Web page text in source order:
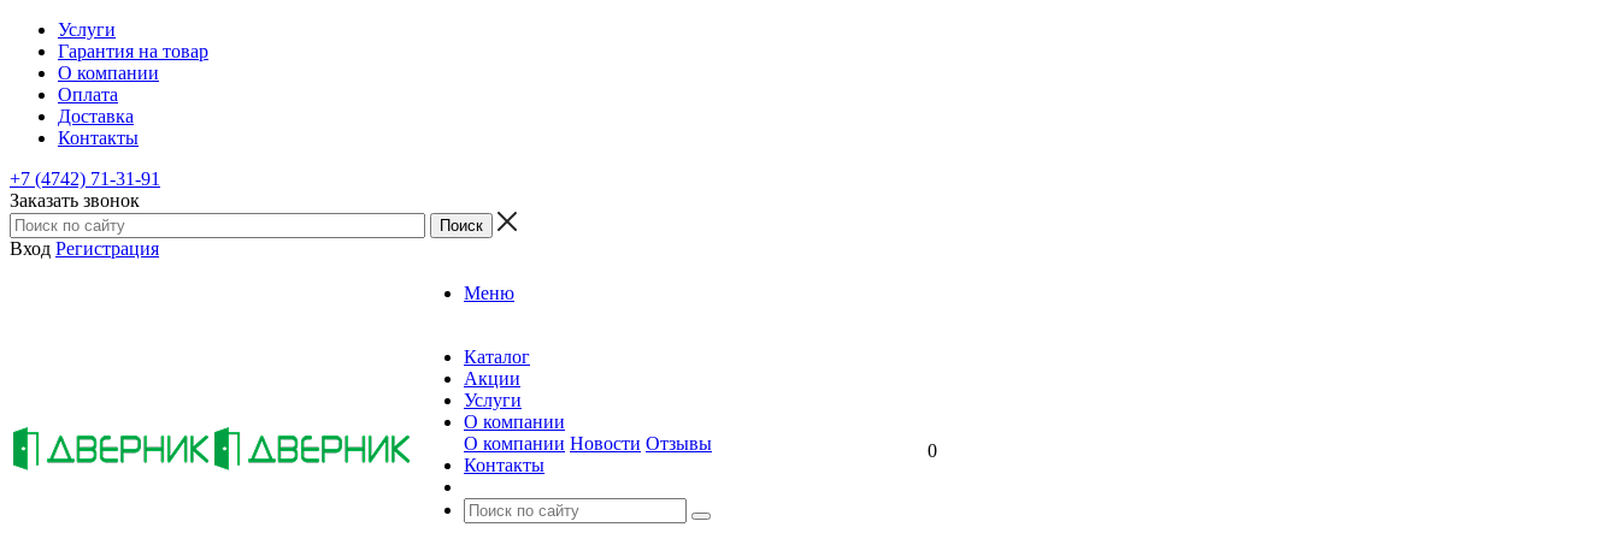
Услуги
Гарантия на товар
О компании
Оплата
Доставка
Контакты
+7 (4742) 71-31-91
Заказать звонок
Вход Регистрация
Меню
Каталог
Акции
Услуги
О компании
О компании Новости Отзывы
Контакты
0